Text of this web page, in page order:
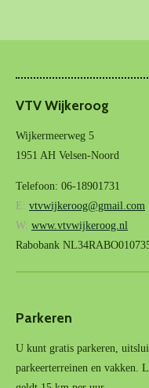
VTV Wijkeroog
Wijkermeerweg 5
1951 AH Velsen-Noord
Telefoon: 06-18901731
E: vtvwijkeroog@gmail.com
W: www.vtvwijkeroog.nl
Rabobank
Parkeren
U kunt gratis parkeren,
parkeerterreinen en vakken.